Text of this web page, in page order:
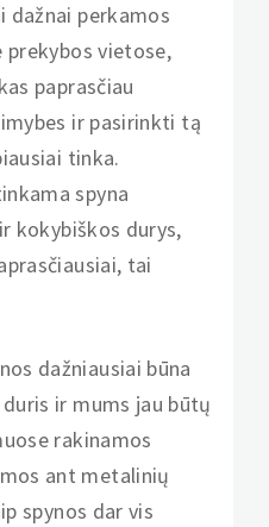
dažnai perkamos
vietose,
paprasčiau
ir pasirinkti tą
tinka.
spyna
kokybiškos durys,
tai
dažniausiai būna
ir mums jau būtų
rakinamos
ant metalinių
spynos dar vis